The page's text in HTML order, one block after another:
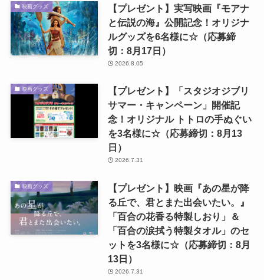
映画『戦場0地点』特別試写会に
40組80名様ご招待☆（応募締切：
8月19日）
2026.8.07
ブの声』トークイベント付き特別
試写会に10組20名様ご招待☆（応
募締切：8月12日）
2026.8.05
【プレゼント】実写映画『モアナ
ルグッズを6名様に☆（応募締
切：8月17日）
2026.8.05
【プレゼント】「スタジオジブリ
サマー・キャンペーン」開催記
念！オリジナル トトロの手ぬぐい